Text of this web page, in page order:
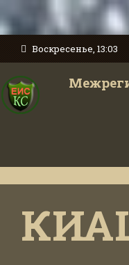
Воскресенье, 13:03